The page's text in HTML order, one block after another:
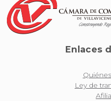
Enlaces
Ley de